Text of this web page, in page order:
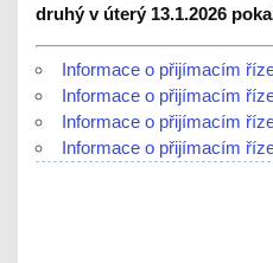
druhý v úterý 13.1.2026
Informace o přijímacím
Informace o přijímacím
Informace o přijímacím
Informace o přijímacím